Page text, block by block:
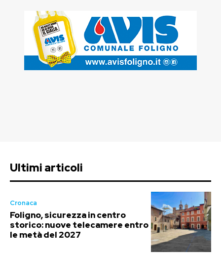
Ultimi articoli
Cronaca
Foligno, sicurezza in centro
storico: nuove telecamere entro
le metà del 2027